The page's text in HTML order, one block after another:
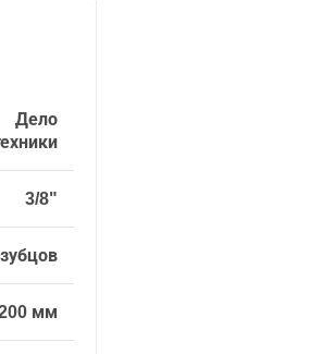
Дело
3/8"
мм